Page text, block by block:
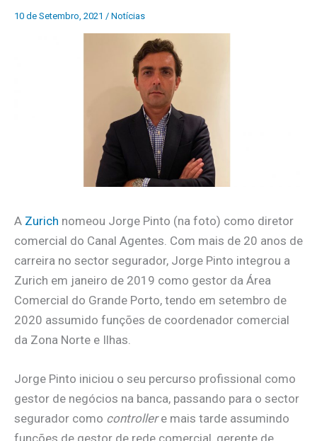
10 de Setembro, 2021 / Notícias
A Zurich nomeou Jorge Pinto (na foto) como diretor
comercial do Canal Agentes. Com mais de 20 anos de
carreira no sector segurador, Jorge Pinto integrou a
Zurich em janeiro de 2019 como gestor da Área
Comercial do Grande Porto, tendo em setembro de
2020 assumido funções de coordenador comercial
da Zona Norte e Ilhas.
Jorge Pinto iniciou o seu percurso profissional como
gestor de negócios na banca, passando para o sector
segurador como controllere mais tarde assumindo